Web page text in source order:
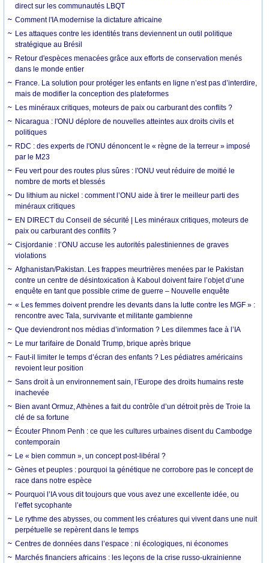
direct sur les communautés LBQT
Comment l'IA modernise la dictature africaine
Les attaques contre les identités trans deviennent un outil politique
stratégique au Brésil
Retour d'espèces menacées grâce aux efforts de conservation menés
dans le monde entier
France. La solution pour protéger les enfants en ligne n’est pas d’interdire,
mais de modifier la conception des plateformes
Les minéraux critiques, moteurs de paix ou carburant des conflits ?
Nicaragua : l'ONU déplore de nouvelles atteintes aux droits civils et
politiques
RDC : des experts de l'ONU dénoncent le « règne de la terreur » imposé
par le M23
Feu vert pour des routes plus sûres : l'ONU veut réduire de moitié le
nombre de morts et blessés
Du lithium au nickel : comment l’ONU aide à tirer le meilleur parti des
minéraux critiques
EN DIRECT du Conseil de sécurité | Les minéraux critiques, moteurs de
paix ou carburant des conflits ?
Cisjordanie : l’ONU accuse les autorités palestiniennes de graves
violations
Afghanistan/Pakistan. Les frappes meurtrières menées par le Pakistan
contre un centre de désintoxication à Kaboul doivent faire l’objet d’une
enquête en tant que possible crime de guerre – Nouvelle enquête
« Les femmes doivent prendre les devants dans la lutte contre les MGF » :
rencontre avec Tala, survivante et militante gambienne
Que deviendront nos médias d’information ? Les dilemmes face à l’IA
Le mur tarifaire de Donald Trump, brique après brique
Faut-il limiter le temps d’écran des enfants ? Les pédiatres américains
revoient leur position
Sans droit à un environnement sain, l’Europe des droits humains reste
inachevée
Bien avant Ormuz, Athènes a fait du contrôle d’un détroit près de Troie la
clé de sa fortune
Écouter Phnom Penh : ce que les cultures urbaines disent du Cambodge
contemporain
Le « bien commun », un concept post-libéral ?
Gènes et peuples : pourquoi la génétique ne corrobore pas le concept de
race dans notre espèce
Pourquoi l’IA vous dit toujours que vous avez une excellente idée, ou
l’effet sycophante
Le rythme des abysses, ou comment les créatures qui vivent dans une nuit
perpétuelle se repèrent dans le temps
Centres de données dans l’espace : ni écologiques, ni économes
Marchés financiers africains : les leçons de la crise russo-ukrainienne